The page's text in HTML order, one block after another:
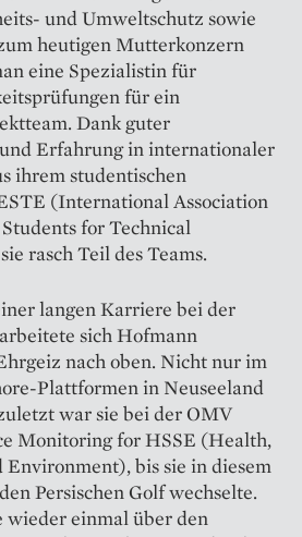
und Umweltschutz sowie
heutigen Mutterkonzern
eine Spezialistin für
für ein
Dank guter
Erfahrung in internationaler
ihrem studentischen
(International Association
for Technical
rasch Teil des Teams.
langen Karriere bei der
sich Hofmann
nach oben. Nicht nur im
Plattformen in Neuseeland
war sie bei der OMV
Monitoring for HSSE (Health,
Environment), bis sie in diesem
Persischen Golf wechselte.
einmal über den